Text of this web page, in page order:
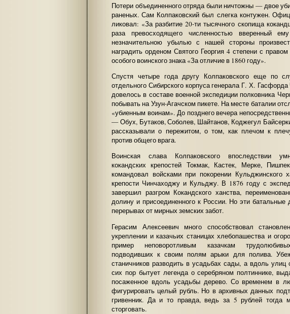
Потери объединенного отряда были ничтожны — двое
раненых. Сам Колпаковский был слегка контужен.
ликовал: «За разбитие 20-ти тысячного скопища
раза превосходящего численностью вверенный
незначительною убылью с нашей стороны
наградить орденом Святого Георгия 4 степени с
особого воинского знака «За отличие в 1860 году».
Спустя четыре года другу Колпаковского еще по
отдельного Сибирского корпуса генерала Г. Х.
довелось в составе военной экспедиции полковника
побывать на Узун-Агачском пикете. На месте баталии
«убиенным воинам». До позднего вечера
— Обух, Бутаков, Соболев, Шайтанов, Коджегул
рассказывали о пережитом, о том, как плечом к
против общего врага.
Воинская слава Колпаковского впоследствии
кокандских крепостей Токмак, Кастек, Мерке,
командовал войсками при покорении Кульджинского
крепости Чинчаходжу и Кульджу. В 1876 году с
завершил разгром Кокандского ханства,
долину и присоединенного к России. Но эти
перерывах от мирных земских забот.
Герасим Алексеевич много способствовал
укреплении и казачьих станицах хлебопашества и
пример неповоротливым казачкам
подводивших к своим полям арыки для полива.
станичников разводить в усадьбах сады, а вдоль улиц
сих пор бытует легенда о серебряном полтиннике,
посаженное вдоль усадьбы дерево. Со временем в
фигурировать целый рубль. Но в архивных данных
гривенник. Да и то правда, ведь за 5 рублей тогда
сторговать.